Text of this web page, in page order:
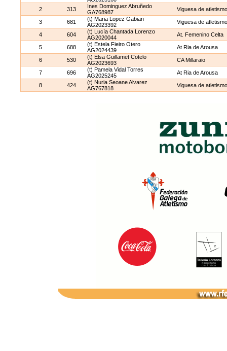
2 313
Ines Dominguez Abruñedo
GA768987
Viguesa de atletismo
3 681
(t) Maria Lopez Gabian
AG2023392
Viguesa de atletismo
4 604
(t) Lucía Chantada Lorenzo
AG2020044
At. Femenino Celta
5 688
(t) Estela Fieiro Otero
AG2024439
At Ria de Arousa
6 530
(t) Elsa Guillamet Cotelo
AG2023693
CA Millaraio
7 696
(t) Pamela Vidal Torres
AG2025245
At Ria de Arousa
8 424
(t) Nuria Seoane Alvarez
AG767818
Viguesa de atletismo